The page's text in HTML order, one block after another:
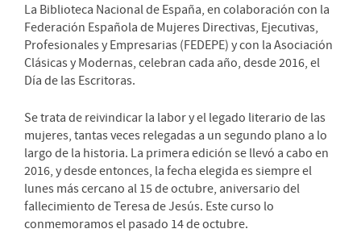
La Biblioteca Nacional de España, en colaboración con la
Federación Española de Mujeres Directivas, Ejecutivas,
Profesionales y Empresarias (FEDEPE) y con la Asociación
Clásicas y Modernas, celebran cada año, desde 2016, el
Día de las Escritoras.
Se trata de reivindicar la labor y el legado literario de las
mujeres, tantas veces relegadas a un segundo plano a lo
largo de la historia. La primera edición se llevó a cabo en
2016, y desde entonces, la fecha elegida es siempre el
lunes más cercano al 15 de octubre, aniversario del
fallecimiento de Teresa de Jesús. Este curso lo
conmemoramos el pasado 14 de octubre.